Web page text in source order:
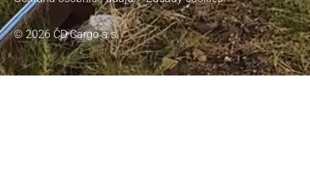
© 2026 ČD Cargo a.s.